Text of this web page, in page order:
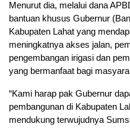
Menurut dia, melalui dana
bantuan khusus Gubernur
Kabupaten Lahat yang
meningkatnya akses jalan,
pengembangan irigasi dan
yang bermanfaat bagi
“Kami harap pak Gubernur
pembangunan di Kabupaten
mendukung terwujudnya